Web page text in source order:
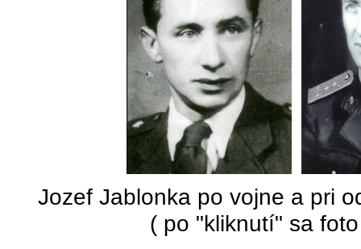
Jozef Jablonka po vojne a pri
( po "kliknutí" sa